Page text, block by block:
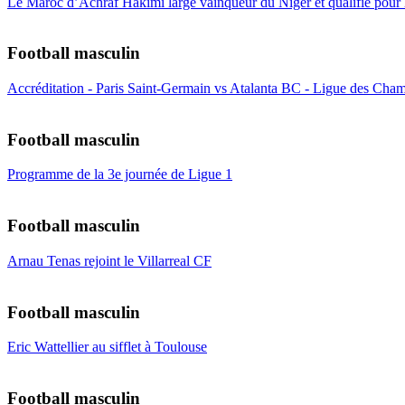
Football masculin
Accréditation - Paris Saint-Germain vs Atalanta BC - Ligue des
Football masculin
Programme de la 3e journée de Ligue 1
Football masculin
Arnau Tenas rejoint le Villarreal CF
Football masculin
Eric Wattellier au sifflet à Toulouse
Football masculin